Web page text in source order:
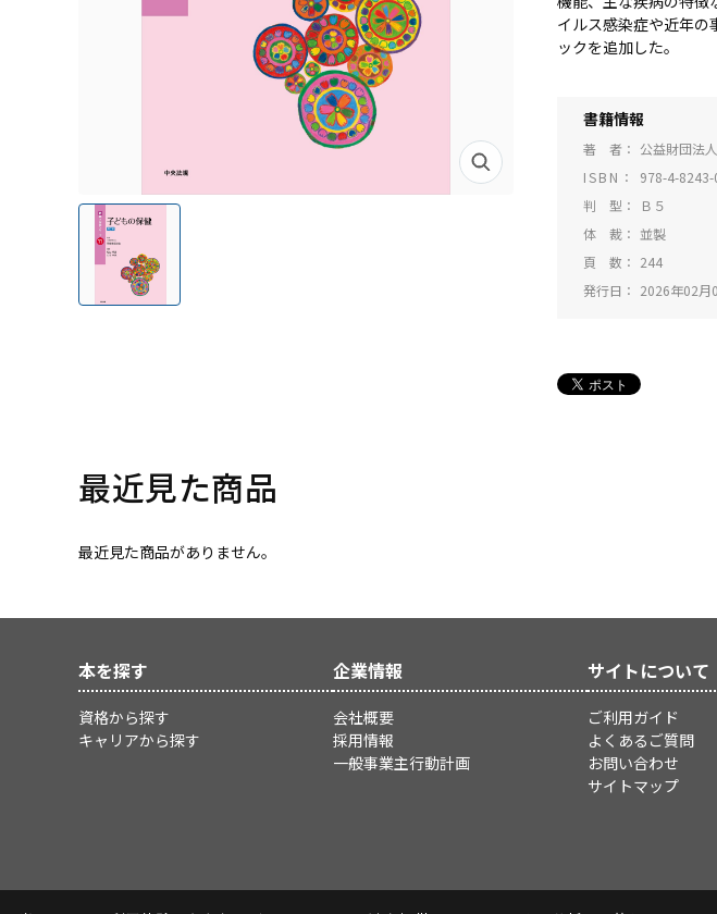
イルス感染症や近年の
ックを追加した。
書籍情報
著 者
公益財団法
ISBN
978-4-
判 型
Ｂ５
体 裁
並製
頁 数
244
発行日
2026年02月
最近見た商品
最近見た商品がありません。
本を探す
資格から探す
キャリアから探す
企業情報
会社概要
採用情報
一般事業主行動計画
サイトについて
ご利用ガイド
よくあるご質問
お問い合わせ
サイトマップ